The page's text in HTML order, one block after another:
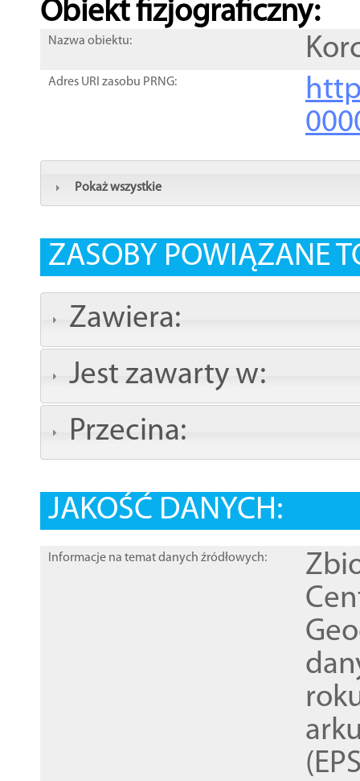
Obiekt fizjograficzny:
Nazwa obiektu:
Adres URI zasobu PRNG:
Pokaż wszystkie
ZASOBY POWIĄZANE
Zawiera:
Jest zawarty w:
Przecina:
JAKOŚĆ DANYCH:
Informacje na temat danych źródłowych: